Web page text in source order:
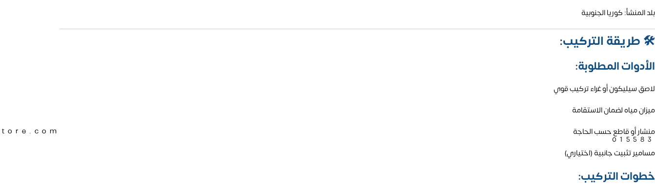
بلد المنشأ: كوريا الجنوبية
🛠️ طريقة التركيب:
الأدوات المطلوبة:
لاصق سيليكون أو غراء تركيب قوي
ميزان مياه لضمان الاستقامة
منشار أو قاطع حسب الحاجة
مسامير تثبيت جانبية (اختياري)
خطوات التركيب: